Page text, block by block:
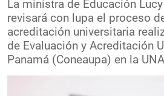
La ministra de Educación
revisará con lupa el proceso
acreditación universitaria
de Evaluación y Acreditación
Panamá (Coneaupa) en la